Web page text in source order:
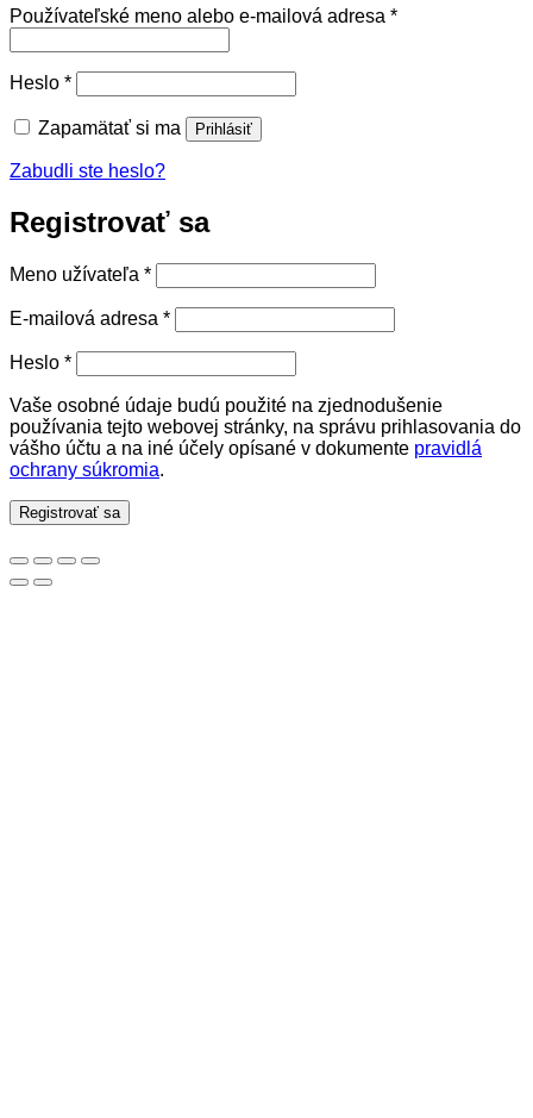
Používateľské meno alebo e-mailová adresa *Povinné
Heslo *Povinné
Zapamätať si ma Prihlásiť
Zabudli ste heslo?
Registrovať sa
Meno užívateľa *Povinné
E-mailová adresa *Povinné
Heslo *Povinné
Vaše osobné údaje budú použité na zjednodušenie
používania tejto webovej stránky, na správu prihlasovania do
vášho účtu a na iné účely opísané v dokumente pravidlá
ochrany súkromia.
Registrovať sa